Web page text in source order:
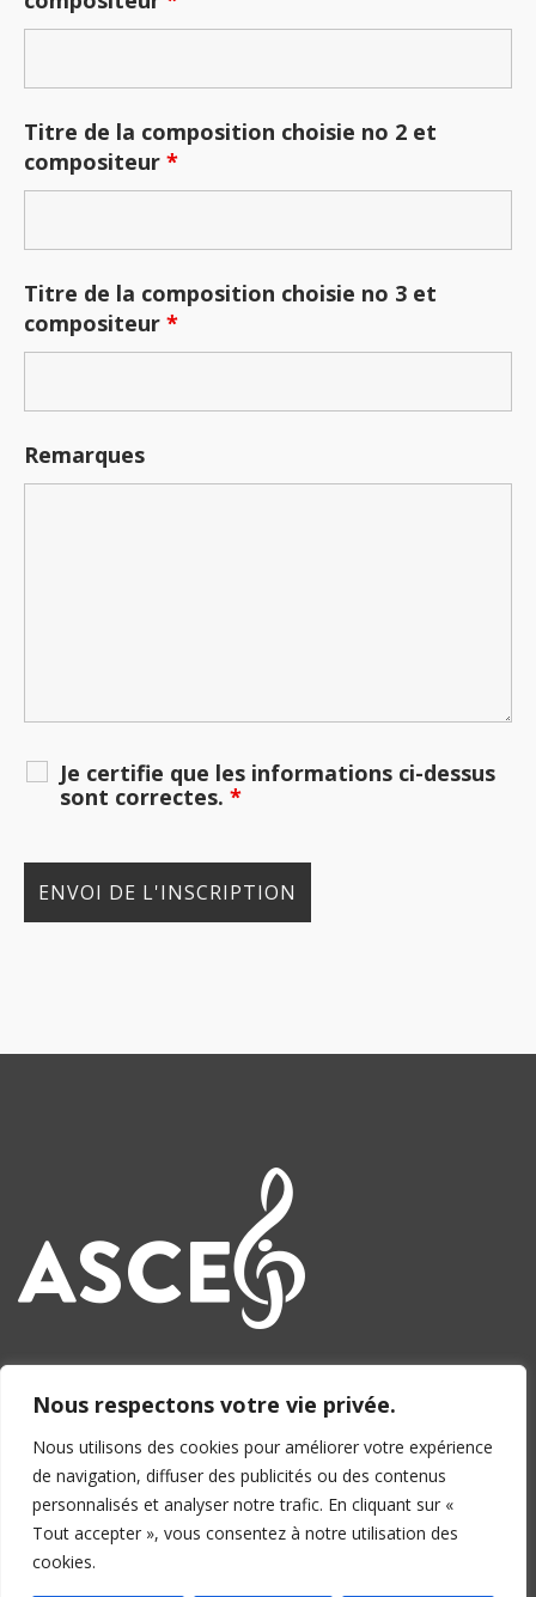
Nous respectons votre vie privée.
Nous utilisons des cookies pour améliorer votre expérience
de navigation, diffuser des publicités ou des contenus
personnalisés et analyser notre trafic. En cliquant sur «
Tout accepter », vous consentez à notre utilisation des
cookies.
Titre de la composition choisie no 2 et
compositeur *
Titre de la composition choisie no 3 et
compositeur *
Remarques
Je certifie que les informations ci-dessus
sont correctes. *
© 2026 ASCEJ - Design par Horus Networks Sàrl